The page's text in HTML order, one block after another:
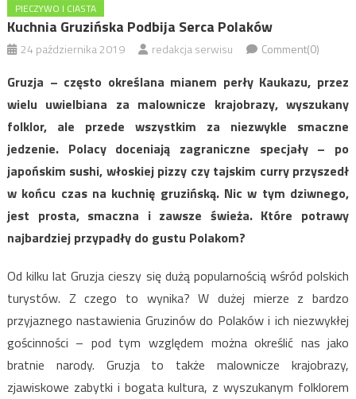
PIECZYWO I CIASTA
Kuchnia Gruzińska Podbija Serca Polaków
24 października 2019 redakcja serwisu Comment(0)
Gruzja – często określana mianem perły Kaukazu, przez
wielu uwielbiana za malownicze krajobrazy, wyszukany
folklor, ale przede wszystkim za niezwykle smaczne
jedzenie. Polacy doceniają zagraniczne specjały – po
japońskim sushi, włoskiej pizzy czy tajskim curry przyszedł
w końcu czas na kuchnię gruzińską. Nic w tym dziwnego,
jest prosta, smaczna i zawsze świeża. Które potrawy
najbardziej przypadły do gustu Polakom?
Od kilku lat Gruzja cieszy się dużą popularnością wśród polskich
turystów. Z czego to wynika? W dużej mierze z bardzo
przyjaznego nastawienia Gruzinów do Polaków i ich niezwykłej
gościnności – pod tym względem można określić nas jako
bratnie narody. Gruzja to także malownicze krajobrazy,
zjawiskowe zabytki i bogata kultura, z wyszukanym folklorem